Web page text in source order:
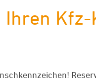
Ihren